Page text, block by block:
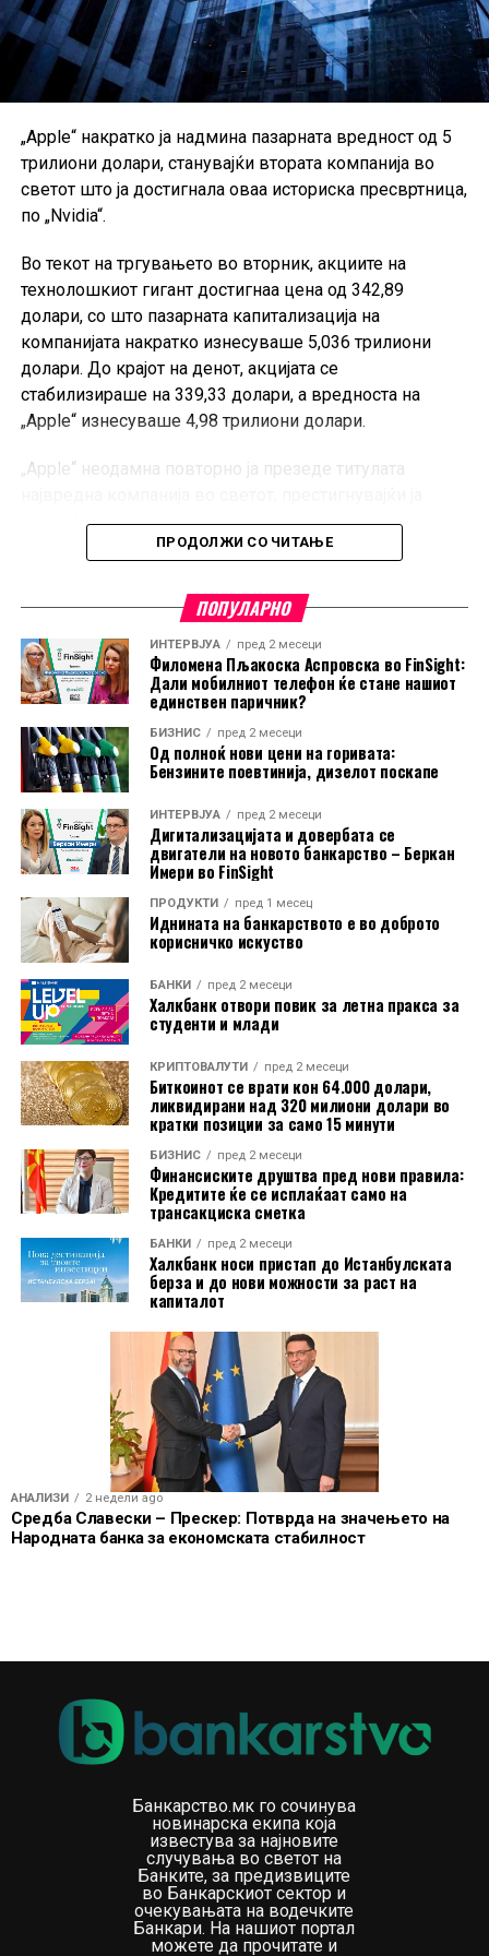
„Apple“ накратко ја надмина пазарната вредност од 5
трилиони долари, станувајќи втората компанија во
светот што ја достигнала оваа историска пресвртница,
по „Nvidia“.
Во текот на тргувањето во вторник, акциите на
технолошкиот гигант достигнаа цена од 342,89
долари, со што пазарната капитализација на
компанијата накратко изнесуваше 5,036 трилиони
долари. До крајот на денот, акцијата се
стабилизираше на 339,33 долари, а вредноста на
„Apple“ изнесуваше 4,98 трилиони долари.
„Apple“ неодамна повторно ја презеде титулата
„Nvidia“, чија пазарна капитализација моментално
изнесува околу 4,78 трилиони долари.
Растот на „Apple“ се должи на силната побарувачка за
нејзините производи, но и на стратегијата да избегне
масовни инвестиции во инфраструктура за вештачка
интелигенција. Наместо тоа, компанијата се потпира на
партнерства, како користењето на AI технологијата на
„Google“ за новите функции на Siri, што ѝ овозможува
да ги задржи високите профитни маржи и стабилниот
паричен тек.
Дополнителен поттик за акциите дадоа стабилните
цени на iPhone, новата програма за лизинг на уреди
во САД во соработка со „Klarna“, како и очекувањата
за силни финансиски резултати. Аналитичарите
прогнозираат дека „Apple“ ќе прикаже раст на
приходите од повеќе од 15% во третиот квартал, чии
резултати компанијата треба да ги објави по
затворањето на берзите во четврток.
Од почетокот на годината, акциите на „Apple“ пораснаа
за околу 25%, надминувајќи ги повеќето компании од
групата „Magnificent Seven“ и дополнително
зацврстувајќи ја позицијата на компанијата како еден
од највредните глобални технолошки гиганти.
ПРОДОЛЖИ СО ЧИТАЊЕ
ПОПУЛАРНО
ИНТЕРВЈУА пред 2 месеци
Филомена Пљакоска Аспровска во FinSight:
Дали мобилниот телефон ќе стане нашиот
единствен паричник?
БИЗНИС пред 2 месеци
Од полноќ нови цени на горивата:
Бензините поевтинија, дизелот поскапе
ИНТЕРВЈУА пред 2 месеци
Дигитализацијата и довербата се
двигатели на новото банкарство – Беркан
Имери во FinSight
ПРОДУКТИ пред 1 месец
Иднината на банкарството е во доброто
корисничко искуство
БАНКИ пред 2 месеци
Халкбанк отвори повик за летна пракса за
студенти и млади
КРИПТОВАЛУТИ пред 2 месеци
Биткоинот се врати кон 64.000 долари,
ликвидирани над 320 милиони долари во
кратки позиции за само 15 минути
БИЗНИС пред 2 месеци
Финансиските друштва пред нови правила:
Кредитите ќе се исплаќаат само на
трансакциска сметка
БАНКИ пред 2 месеци
Халкбанк носи пристап до Истанбулската
берза и до нови можности за раст на
капиталот
АНАЛИЗИ 2 недели ago
Средба Славески – Прескер: Потврда на значењето на
Народната банка за економската стабилност
Банкарство.мк го сочинува
новинарска екипа која
известува за најновите
случувања во светот на
Банките, за предизвиците
во Банкарскиот сектор и
очекувањата на водечките
Банкари. На нашиот портал
можете да прочитате и